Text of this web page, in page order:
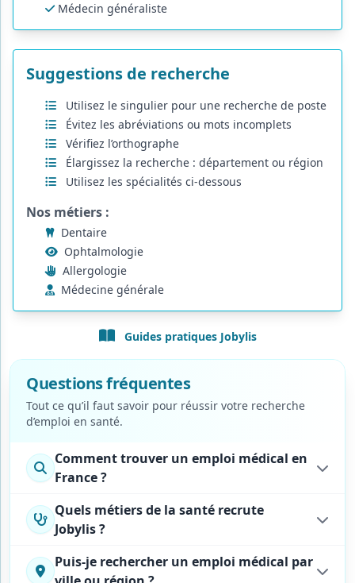
Médecin généraliste
Suggestions de recherche
Utilisez le singulier pour une recherche de poste
Évitez les abréviations ou mots incomplets
Vérifiez l’orthographe
Élargissez la recherche : département ou région
Utilisez les spécialités ci-dessous
Nos métiers :
Dentaire
Ophtalmologie
Allergologie
Médecine générale
Guides pratiques Jobylis
Questions fréquentes
Tout ce qu’il faut savoir pour réussir votre recherche
d’emploi en santé.
Comment trouver un emploi médical en
France ?
Quels métiers de la santé recrute
Jobylis ?
Puis-je rechercher un emploi médical par